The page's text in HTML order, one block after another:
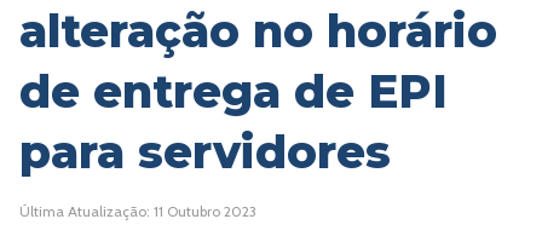
alteração no horário
de entrega de EPI
para servidores
Última Atualização: 11 Outubro 2023